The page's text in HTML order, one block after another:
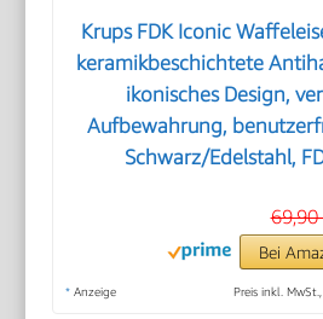
Krups FDK Iconic
keramikbeschichtete
ikonisches Design,
Aufbewahrung,
Schwarz/Edelstahl,
69,90
Bei
* Anzeige Preis inkl.